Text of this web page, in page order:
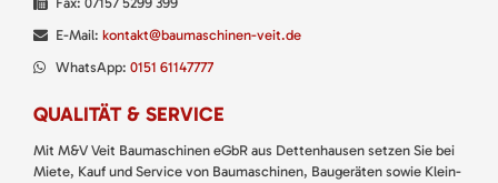
E-Mail: kontakt@baumaschinen-veit.de
WhatsApp: 0151 61147777
QUALITÄT & SERVICE
Mit M&V Veit Baumaschinen eGbR aus Dettenhausen setzen Sie bei
Miete, Kauf und Service von Baumaschinen, Baugeräten sowie Klein-